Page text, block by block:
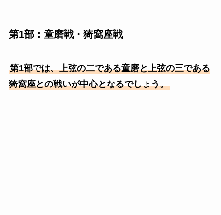
第1部：童磨戦・猗窩座戦
第1部では、上弦の二である童磨と上弦の三である
猗窩座との戦いが中心となるでしょう。